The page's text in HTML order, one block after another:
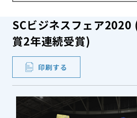
SCビジネスフェア2020
賞2年連続受賞)
印刷する